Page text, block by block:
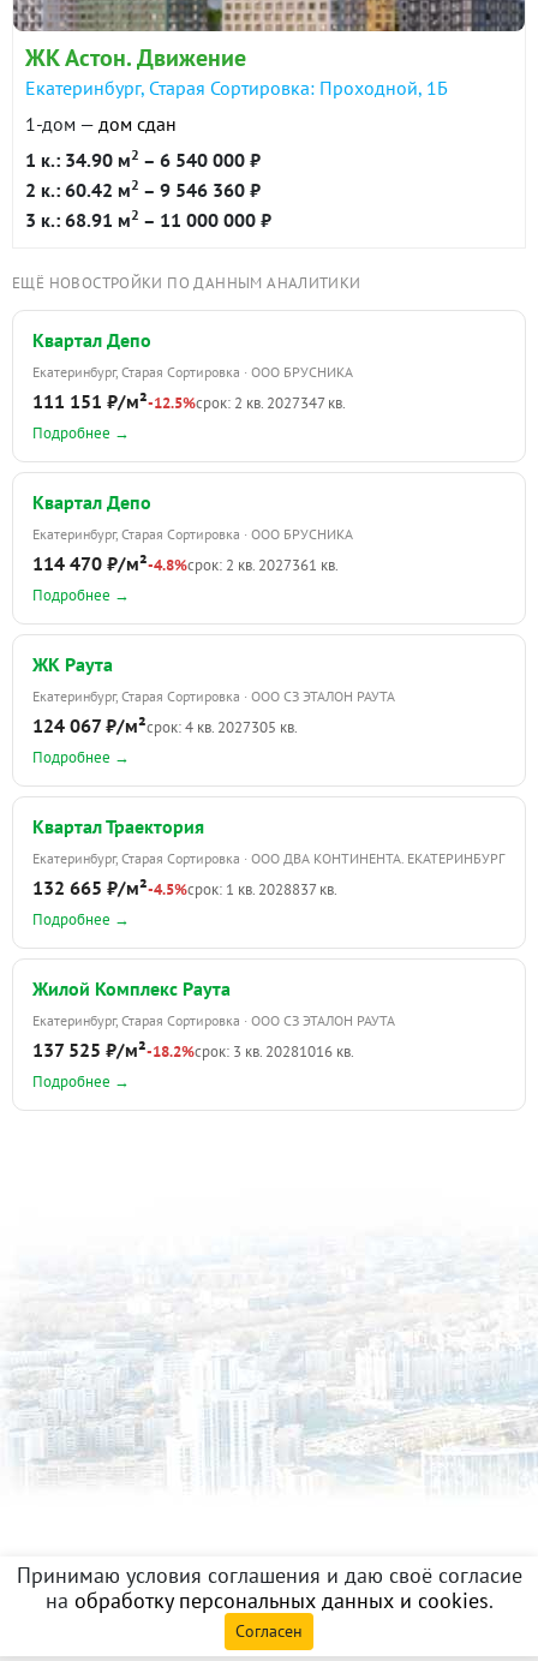
ЖК Астон. Движение
Екатеринбург, Старая Сортировка: Проходной, 1Б
1-дом — дом сдан
1 к.: 34.90 м2 – 6 540 000 ₽
2 к.: 60.42 м2 – 9 546 360 ₽
3 к.: 68.91 м2 – 11 000 000 ₽
ЕЩЁ НОВОСТРОЙКИ ПО ДАННЫМ АНАЛИТИКИ
Квартал Депо
Екатеринбург, Старая Сортировка · ООО БРУСНИКА
111 151 ₽/м²-12.5%срок: 2 кв. 2027347 кв.
Подробнее →
Квартал Депо
Екатеринбург, Старая Сортировка · ООО БРУСНИКА
114 470 ₽/м²-4.8%срок: 2 кв. 2027361 кв.
Подробнее →
ЖК Раута
Екатеринбург, Старая Сортировка · ООО СЗ ЭТАЛОН РАУТА
124 067 ₽/м²срок: 4 кв. 2027305 кв.
Подробнее →
Квартал Траектория
Екатеринбург, Старая Сортировка · ООО ДВА КОНТИНЕНТА. ЕКАТЕРИНБУРГ
132 665 ₽/м²-4.5%срок: 1 кв. 2028837 кв.
Подробнее →
Жилой Комплекс Раута
Екатеринбург, Старая Сортировка · ООО СЗ ЭТАЛОН РАУТА
137 525 ₽/м²-18.2%срок: 3 кв. 20281016 кв.
Подробнее →
Принимаю условия соглашения и даю своё согласие
на обработку персональных данных и cookies.
Согласен